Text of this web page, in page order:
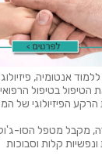
אנטומיה,
בטיפול
הפיזיולוגי של
מקבל מטפל הסו-ג'וק